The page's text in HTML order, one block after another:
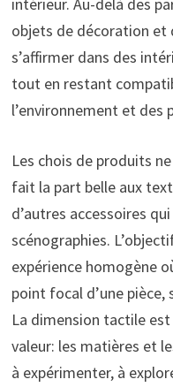
objets de décoration et
s’affirmer dans des
tout en restant
l’environnement et des
Les chois de produits
fait la part belle aux
d’autres accessoires
scénographies.
expérience homogène
point focal d’une
La dimension tactile
valeur: les matières et
à expérimenter, à